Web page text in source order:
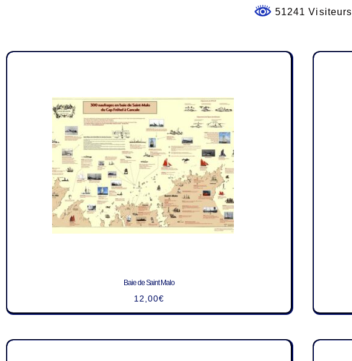
51241 Visiteurs
Baie de Saint Malo
12,00€